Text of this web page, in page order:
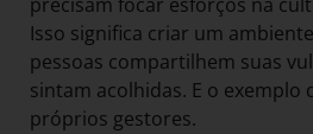
precisam focar esforços na
Isso significa criar um
pessoas compartilhem suas
sintam acolhidas. E o exemplo
próprios gestores.